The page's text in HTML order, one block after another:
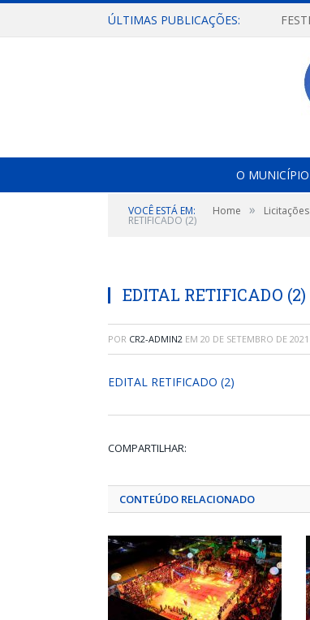
ÚLTIMAS PUBLICAÇÕES:
O MUNICÍPIO
VOCÊ ESTÁ EM: Home » Licitações
RETIFICADO (2)
EDITAL RETIFICADO (2)
POR CR2-ADMIN2 EM 20 DE SETEMBRO DE 2021
EDITAL RETIFICADO (2)
COMPARTILHAR:
CONTEÚDO RELACIONADO